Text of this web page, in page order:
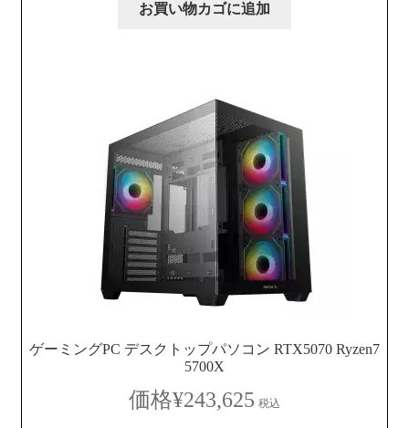
お買い物カゴに追加
ゲーミングPC デスクトップパソコン RTX5070 Ryzen7
5700X
¥243,625 税込